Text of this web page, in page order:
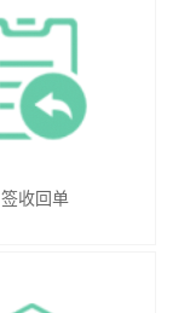
签收回单